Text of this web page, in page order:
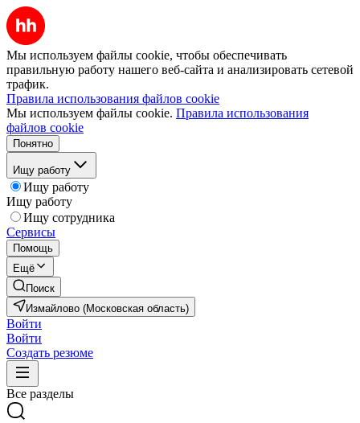
Мы используем файлы cookie, чтобы обеспечивать
правильную работу нашего веб-сайта и анализировать сетевой
трафик.
Правила использования файлов cookie
Мы используем файлы cookie. Правила использования
файлов cookie
Понятно
Ищу работу
Ищу работу
Ищу работу
Ищу сотрудника
Сервисы
Помощь
Ещё
Поиск
Измайлово (Московская область)
Войти
Войти
Создать резюме
Все разделы